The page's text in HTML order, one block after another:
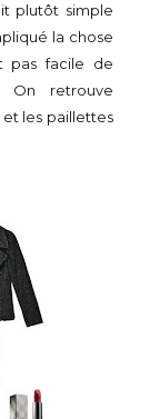
plutôt simple
la chose
pas facile de
retrouve
les paillettes